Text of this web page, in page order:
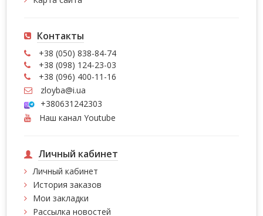
Контакты
+38 (050) 838-84-74
+38 (098) 124-23-03
+38 (096) 400-11-16
zloyba@i.ua
+380631242303
Наш канал Youtube
Личный кабинет
Личный кабинет
История заказов
Мои закладки
Рассылка новостей